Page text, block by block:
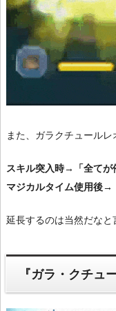
また、ガラクチュールレ
スキル突入時→「全てが
マジカルタイム使用後→
延長するのは当然だな
『ガラ・クチュ